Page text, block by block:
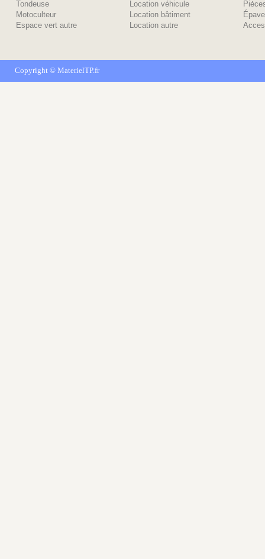
Tondeuse
Motoculteur
Espace vert autre
Location véhicule
Location bâtiment
Location autre
Épave
Copyright © MaterielTP.fr